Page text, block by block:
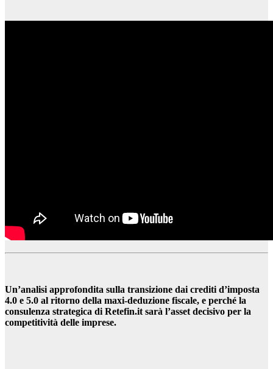
Un’analisi approfondita sulla transizione dai crediti d’imposta
4.0 e 5.0 al ritorno della maxi-deduzione fiscale, e perché la
consulenza strategica di Retefin.it sarà l’asset decisivo per la
competitività delle imprese.